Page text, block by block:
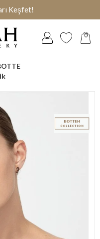
Keşfet!
0